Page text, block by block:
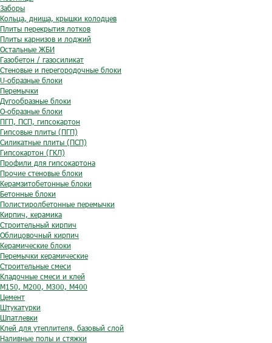
Заборы
Кольца, днища, крышки колодцев
Плиты перекрытия лотков
Плиты карнизов и лоджий
Остальные ЖБИ
Газобетон / газосиликат
Стеновые и перегородочные блоки
U-образные блоки
Перемычки
Дугообразные блоки
O-образные блоки
ПГП, ПСП, гипсокартон
Гипсовые плиты (ПГП)
Силикатные плиты (ПСП)
Гипсокартон (ГКЛ)
Профили для гипсокартона
Прочие стеновые блоки
Керамзитобетонные блоки
Бетонные блоки
Полистиролбетонные перемычки
Кирпич, керамика
Строительный кирпич
Облицовочный кирпич
Керамические блоки
Перемычки керамические
Строительные смеси
Кладочные смеси и клей
М150, М200, М300, М400
Цемент
Штукатурки
Шпатлевки
Клей для утеплителя, базовый слой
Наливные полы и стяжки